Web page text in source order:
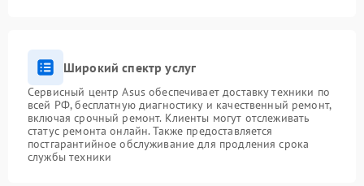
Широкий спектр услуг
Сервисный центр Asus обеспечивает доставку техники по
всей РФ, бесплатную диагностику и качественный ремонт,
включая срочный ремонт. Клиенты могут отслеживать
статус ремонта онлайн. Также предоставляется
постгарантийное обслуживание для продления срока
службы техники